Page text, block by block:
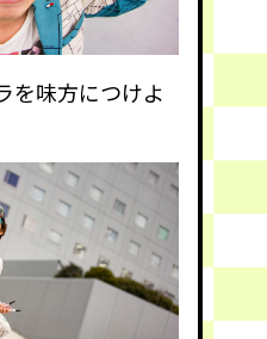
を味方につけよ